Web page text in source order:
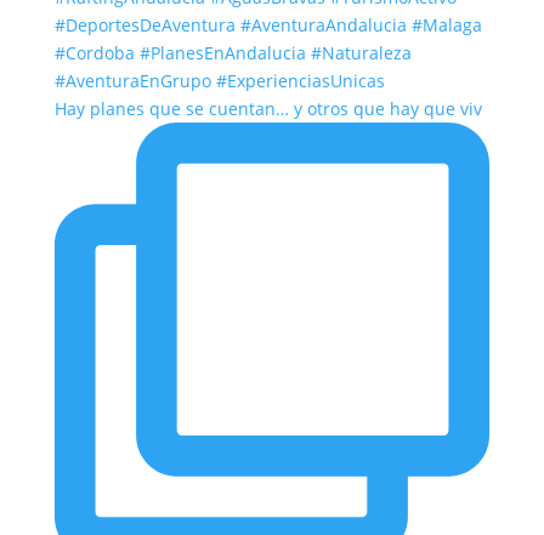
Hay planes que se cuentan… y otros que hay que viv